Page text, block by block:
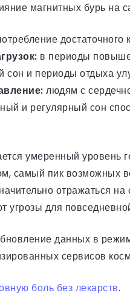
магнитных бурь на
достаточного
в периоды
сон и периоды отдыха
людям с
и регулярный сон
умеренный уровень
самый пик возможных
отражаться
угрозы для
данных в
сервисов
боль без лекарств.